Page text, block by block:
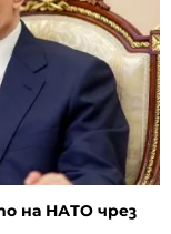
на НАТО чрез